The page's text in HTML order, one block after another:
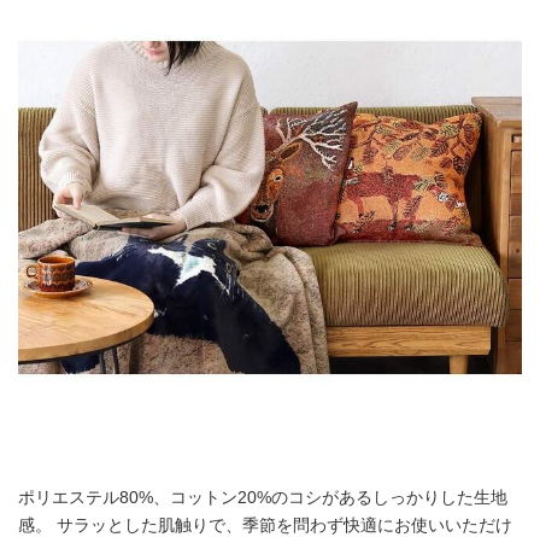
ポリエステル80%、コットン20%のコシがあるしっかりした生地
感。 サラッとした肌触りで、季節を問わず快適にお使いいただけ